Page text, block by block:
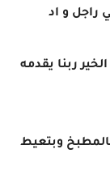
راجل و اد
ربنا يقدمه
وبتعيط